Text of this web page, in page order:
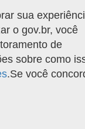
sua
o gov.br, você
de
sobre como
.Se você